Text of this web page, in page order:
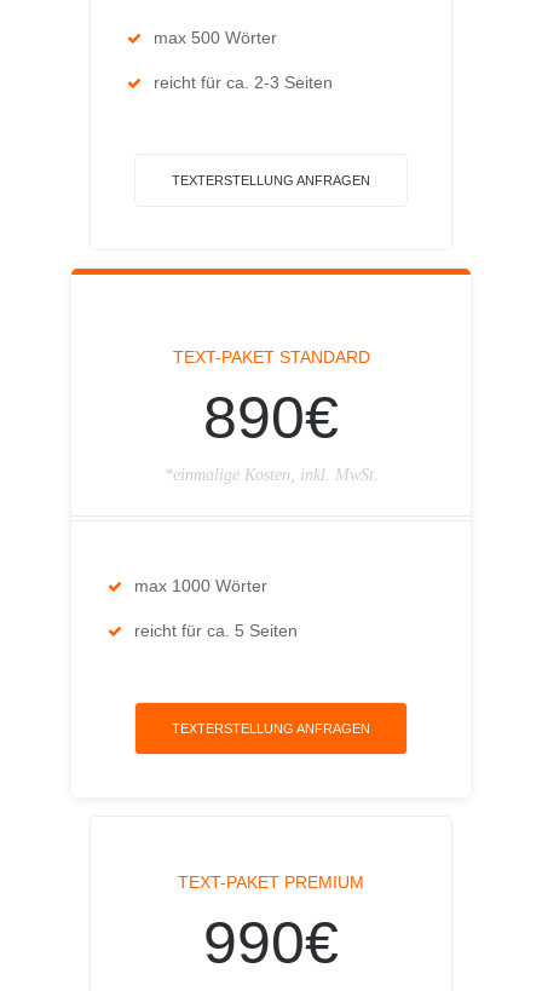
max 500 Wörter
reicht für ca. 2-3 Seiten
TEXTERSTELLUNG ANFRAGEN
TEXT-PAKET STANDARD
890€
*einmalige Kosten, inkl. MwSt.
max 1000 Wörter
reicht für ca. 5 Seiten
TEXTERSTELLUNG ANFRAGEN
TEXT-PAKET PREMIUM
990€